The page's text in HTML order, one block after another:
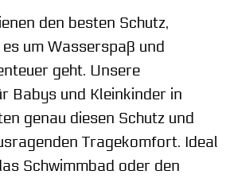
den besten Schutz,
um Wasserspaß und
geht. Unsere
Babys und Kleinkinder in
genau diesen Schutz und
Tragekomfort. Ideal
Schwimmbad oder den